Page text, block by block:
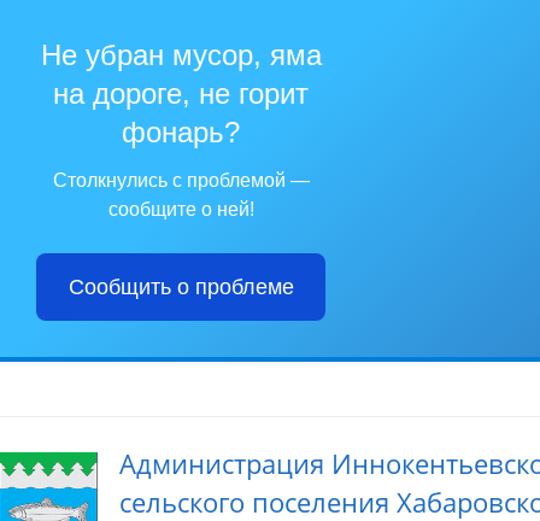
Не убран мусор, яма
на дороге, не горит
фонарь?
Столкнулись с проблемой —
сообщите о ней!
Сообщить о проблеме
Администрация
сельского поселения